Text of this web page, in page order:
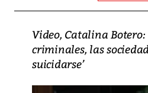
Video, Catalina Botero:
criminales, las
suicidarse’